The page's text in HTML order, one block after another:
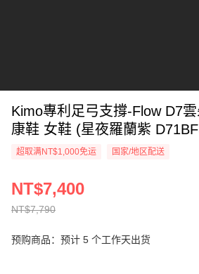
Kimo專利足弓支撐-Flow D7
康鞋 女鞋 (星夜羅蘭紫
超取满NT$1,000免运 国家/地区配送
NT$7,790
NT$7,400
预购商品：预计 5 个工作天出货